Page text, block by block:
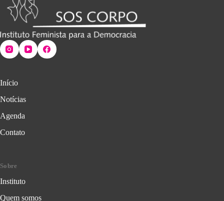
Início
Notícias
Agenda
Contato
Sobre
Instituto
Quem somos